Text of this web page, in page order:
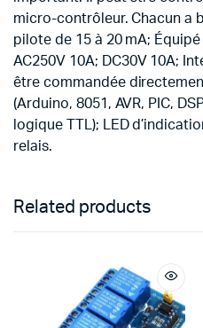
micro-contrôleur. Chacun a
pilote de 15 à 20 mA;
AC250V 10A;
DC30V 10A;
être commandée
(Arduino, 8051, AVR, PIC,
logique TTL);
LED
relais.
Related products